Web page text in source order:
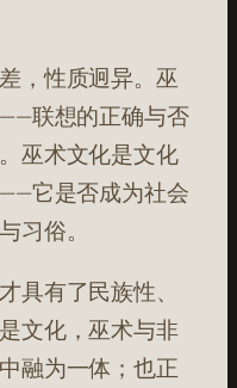
，性质迥异。巫
联想的正确与否
巫术文化是文化
它是否成为社会
习俗。
具有了民族性、
文化，巫术与非
融为一体；也正